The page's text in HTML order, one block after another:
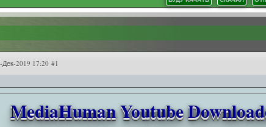
Дек-2019 17:20 #1
MediaHuman Youtube